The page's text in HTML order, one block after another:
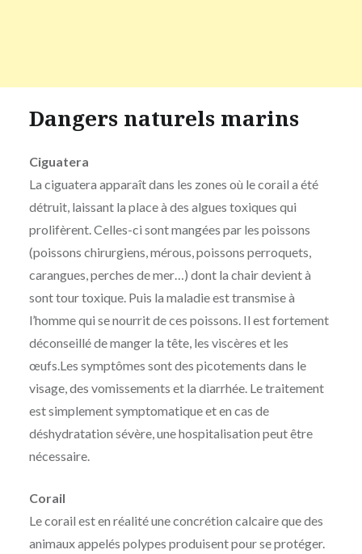
Dangers naturels marins
Ciguatera
La ciguatera apparaît dans les zones où le corail a été
détruit, laissant la place à des algues toxiques qui
prolifèrent. Celles-ci sont mangées par les poissons
(poissons chirurgiens, mérous, poissons perroquets,
carangues, perches de mer…) dont la chair devient à
sont tour toxique. Puis la maladie est transmise à
l’homme qui se nourrit de ces poissons. Il est fortement
déconseillé de manger la tête, les viscères et les
œufs.Les symptômes sont des picotements dans le
visage, des vomissements et la diarrhée. Le traitement
est simplement symptomatique et en cas de
déshydratation sévère, une hospitalisation peut être
nécessaire.
Corail
Le corail est en réalité une concrétion calcaire que des
animaux appelés polypes produisent pour se protéger.